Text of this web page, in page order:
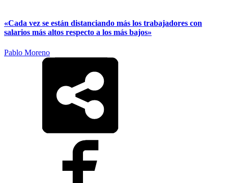
«Cada vez se están distanciando más los trabajadores con
salarios más altos respecto a los más bajos»
Pablo Moreno